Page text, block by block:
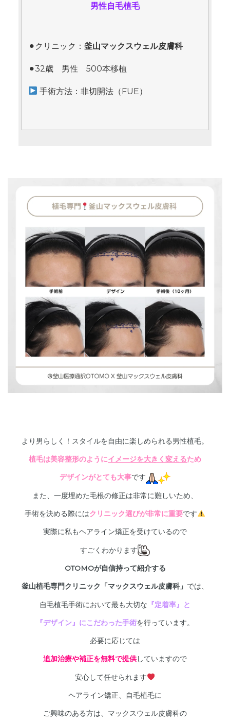
男性自毛植毛
⚫︎クリニック： 釜山マックスウェル皮膚科
⚫︎32歳 男性 500本移植
手術方法：非切開法（FUE）
より男らしく！スタイルを自由に楽しめられる男性植毛。
植毛は美容整形のようにイメージを大きく変えるため
デザインがとても大事です
また、一度埋めた毛根の修正は非常に難しいため、
手術を決める際にはクリニック選びが非常に重要です
実際に私もヘアライン矯正を受けているので
すごくわかります
OTOMOが自信持って紹介する
釜山植毛専門クリニック「マックスウェル皮膚科」 では、
自毛植毛手術において最も大切な 『定着率』と
『デザイン』にこだわった手術を行っています。
必要に応じては
追加治療や補正を無料で提供していますので
安心して任せられます
ヘアライン矯正、自毛植毛に
ご興味のある方は、マックスウェル皮膚科の